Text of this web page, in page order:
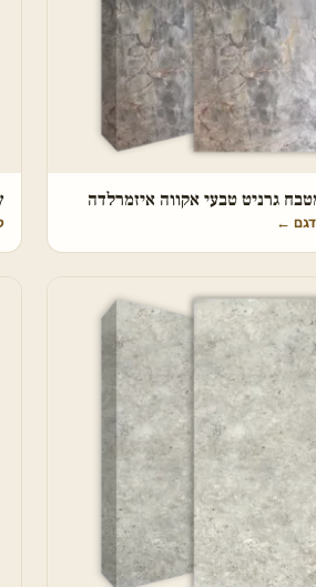
גרניט טבעי אקווה איזמרלדה
←